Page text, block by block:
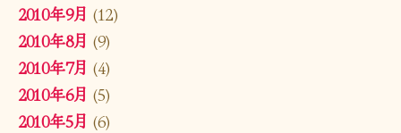
2010年9月 (12)
2010年8月 (9)
2010年7月 (4)
2010年6月 (5)
2010年5月 (6)